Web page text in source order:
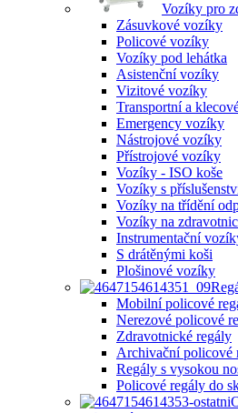
Vozíky pro
Zásuvkové vozíky
Policové vozíky
Vozíky pod lehátka
Asistenční vozíky
Vizitové vozíky
Transportní a
Emergency vozíky
Nástrojové vozíky
Přístrojové vozíky
Vozíky - ISO koše
Vozíky s
Vozíky na třídění
Vozíky na
Instrumentační
S drátěnými koši
Plošinové vozíky
Mobilní policové
Nerezové policové
Zdravotnické regály
Archivační policové
Regály s vysokou
Policové regály do